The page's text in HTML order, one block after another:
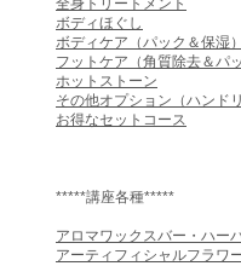
ボディほぐし
ボディケア（パック＆保湿）
フットケア（角質除去＆パ
​ホットストーン
その他オプション（ハンド
お得なセットコース
*****講座各種*****
アロマワックスバー・ハー
アーティフィシャルフラワ